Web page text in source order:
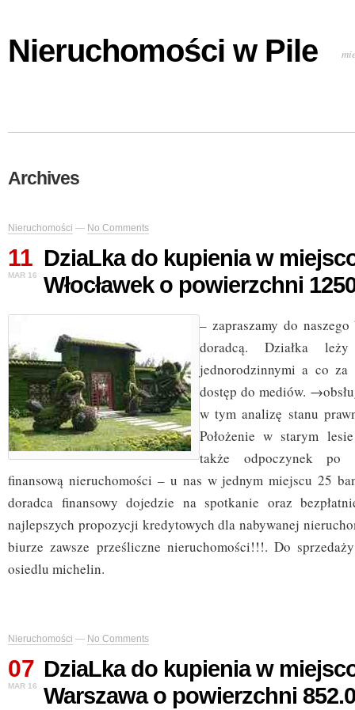
Nieruchomości w Pile
Archives
Nieruchomości — No Comments
11
MAR 16
DziaLka do kupienia w
Włocławek o powierzchni
– zapraszamy do
doradcą. Działka
jednorodzinnymi a co
dostęp do mediów.
w tym analizę stanu
Położenie w starym
także odpoczynek po
finansową nieruchomości – u nas w jednym miejscu 25
doradca finansowy dojedzie na spotkanie oraz
najlepszych propozycji kredytowych dla nabywanej
biurze zawsze prześliczne nieruchomości!!!. Do
osiedlu michelin.
Nieruchomości — No Comments
07
MAR 16
DziaLka do kupienia w
Warszawa o powierzchni